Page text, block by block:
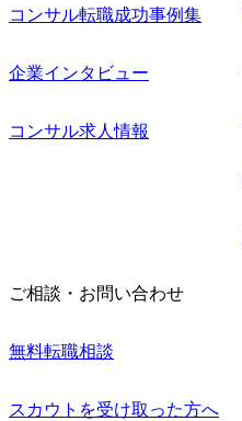
コンサル転職成功事例集
企業インタビュー
コンサル求人情報
ご相談・お問い合わせ
無料転職相談
スカウトを受け取った方へ